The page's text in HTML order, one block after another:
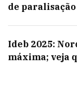
de paralisação
Ideb 2025:
máxima; veja